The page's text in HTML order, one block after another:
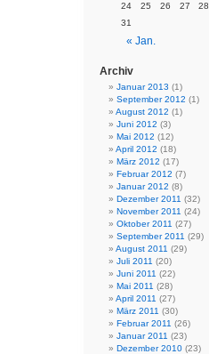
« Jan.
24
25 26 27 28
31
Archiv
Januar 2013 (1)
September 2012 (1)
August 2012 (1)
Juni 2012 (3)
Mai 2012 (12)
April 2012 (18)
März 2012 (17)
Februar 2012 (7)
Januar 2012 (8)
Dezember 2011 (32)
November 2011 (24)
Oktober 2011 (27)
September 2011 (29)
August 2011 (29)
Juli 2011 (20)
Juni 2011 (22)
Mai 2011 (28)
April 2011 (27)
März 2011 (30)
Februar 2011 (26)
Januar 2011 (23)
Dezember 2010 (23)